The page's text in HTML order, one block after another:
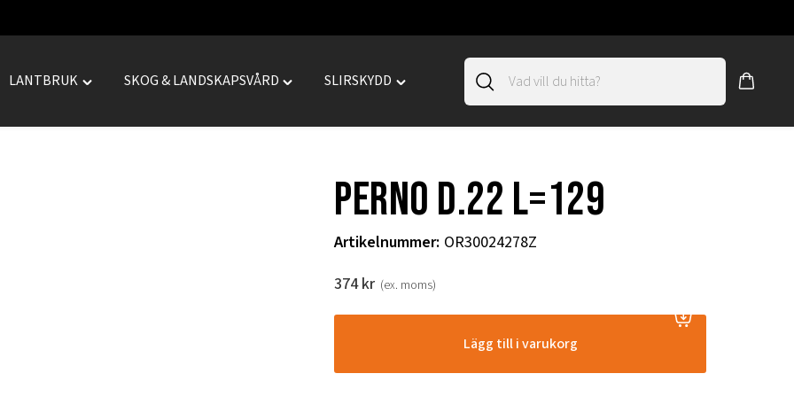
LANTBRUK
Toggle
SKOG & LANDSKAPSVÅRD
Toggle
SLIRSKYDD
Toggle
PERNO D.22 L=129
Artikelnummer: OR30024278Z
374kr (ex. moms)
Lägg till i varukorg